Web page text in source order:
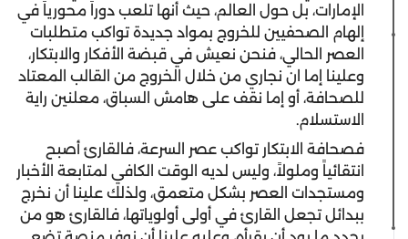
الإمارات، بل حول العالم، حيث أنها تلعب دوراً محورياً في
إلهام الصحفيين للخروج بمواد جديدة تواكب متطلبات
العصر الحالي، فنحن نعيش في قبضة الأفكار والابتكار،
وعلينا إما ان نجاري من خلال الخروج من القالب المعتاد
للصحافة، أو إما نقف على هامش السباق، معلنين راية
الاستسلام.
فصحافة الابتكار تواكب عصر السرعة، فالقارئ أصبح
انتقائياً وملولاً، وليس لديه الوقت الكافي لمتابعة الأخبار
ومستجدات العصر بشكل متعمق، ولذلك علينا أن نخرج
ببدائل تجعل القارئ في أولى أولوياتها، فالقارئ هو من